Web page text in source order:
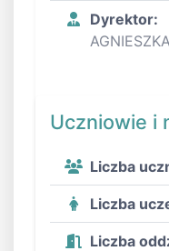
Dyrektor:
Uczniowie i
Liczba
Liczba
Liczba